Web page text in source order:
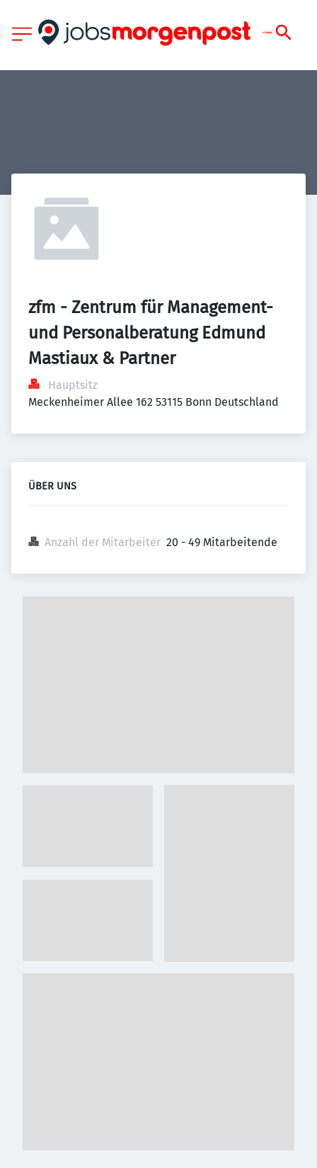
zfm - Zentrum für Management-
und Personalberatung Edmund
Mastiaux & Partner
Hauptsitz
Meckenheimer Allee 162 53115 Bonn Deutschland
ÜBER UNS
Anzahl der Mitarbeiter 20 - 49 Mitarbeitende